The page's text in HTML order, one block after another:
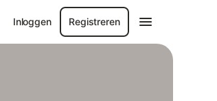
Inloggen Registreren